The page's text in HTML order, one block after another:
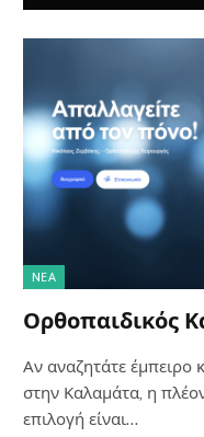
NΈΑ
Ορθοπαιδικός
Αν αναζητάτε έμπειρο
στην Καλαμάτα, η
επιλογή είναι…